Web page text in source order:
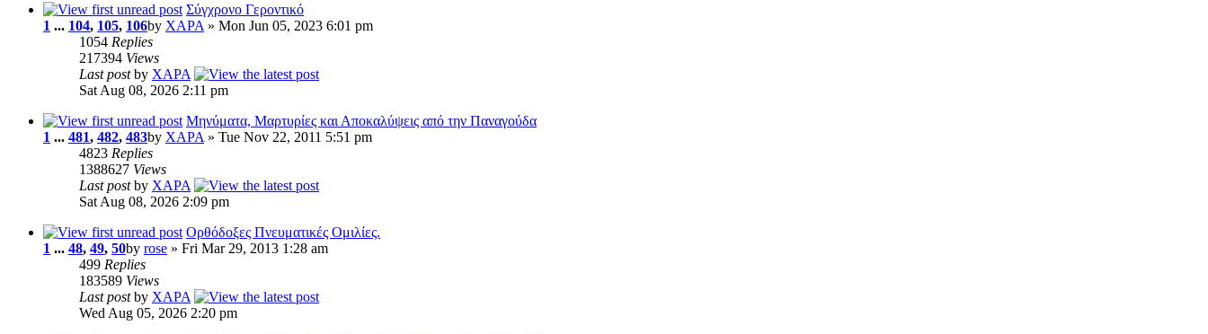
Σύγχρονο Γεροντικό
1 ... 104, 105, 106by XAPA » Mon Jun 05, 2023 6:01 pm
1054 Replies
217394 Views
Last postby XAPA
Sat Aug 08, 2026 2:11 pm
Μηνύματα, Μαρτυρίες και Αποκαλύψεις από την Παναγούδα
1 ... 481, 482, 483by XAPA » Tue Nov 22, 2011 5:51 pm
4823 Replies
1388627 Views
Last postby XAPA
Sat Aug 08, 2026 2:09 pm
Ορθόδοξες Πνευματικές Ομιλίες.
1 ... 48, 49, 50by rose » Fri Mar 29, 2013 1:28 am
499 Replies
183589 Views
Last postby XAPA
Wed Aug 05, 2026 2:20 pm